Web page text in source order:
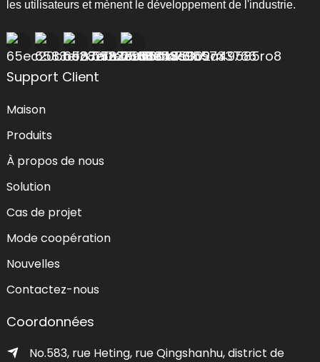
les utilisateurs et mènent le développement de l'industrie.
Support Client
Maison
Produits
À propos de nous
Solution
Cas de projet
Mode coopération
Nouvelles
Contactez-nous
Coordonnées
No.583, rue Heting, rue Qingshanhu, district de